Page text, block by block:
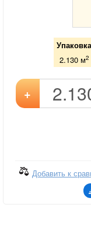
Упаковка
2.130 м2
+
Добавить к